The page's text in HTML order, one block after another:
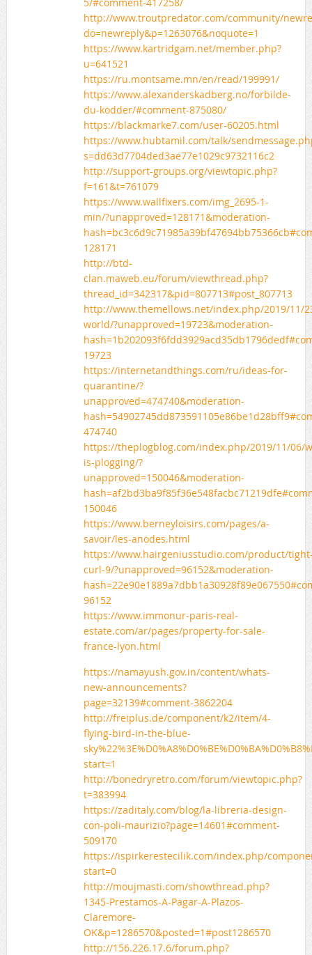
http://www.troutpredator.com/community/
do=newreply&p=1263076&noquote=1
https://www.kartridgam.net/member.php?
u=641521
https://ru.montsame.mn/en/read/199991/
https://www.alexanderskadberg.no/forbilde-
du-kodder/#comment-875080/
https://blackmarke7.com/user-60205.html
https://www.hubtamil.com/talk/
s=dd63d7704ded3ae77e1029c9732116c2
http://support-groups.org/viewtopic.php?
f=161&t=761079
https://www.wallfixers.com/img_2695-1-
min/?unapproved=128171&moderation-
128171
http://btd-
clan.maweb.eu/forum/viewthread.php?
thread_id=342317&pid=807713#post_807713
http://www.themellows.net/index.php/2019/11/
world/?unapproved=19723&moderation-
19723
https://internetandthings.com/ru/ideas-for-
quarantine/?
unapproved=474740&moderation-
474740
https://theplogblog.com/index.php/2019/11/06/
is-plogging/?
unapproved=150046&moderation-
150046
https://www.berneyloisirs.com/pages/a-
savoir/les-anodes.html
https://www.hairgeniusstudio.com/product/
curl-9/?unapproved=96152&moderation-
96152
https://www.immonur-paris-real-
estate.com/ar/pages/property-for-sale-
france-lyon.html
https://namayush.gov.in/content/whats-
new-announcements?
page=32139#comment-3862204
http://freiplus.de/component/k2/item/4-
flying-bird-in-the-blue-
start=1
http://bonedryretro.com/forum/viewtopic.php?
t=383994
https://zaditaly.com/blog/la-libreria-design-
con-poli-maurizio?page=14601#comment-
509170
https://ispirkerestecilik.com/index.php/
start=0
http://moujmasti.com/showthread.php?
1345-Prestamos-A-Pagar-A-Plazos-
Claremore-
OK&p=1286570&posted=1#post1286570
http://156.226.17.6/forum.php?